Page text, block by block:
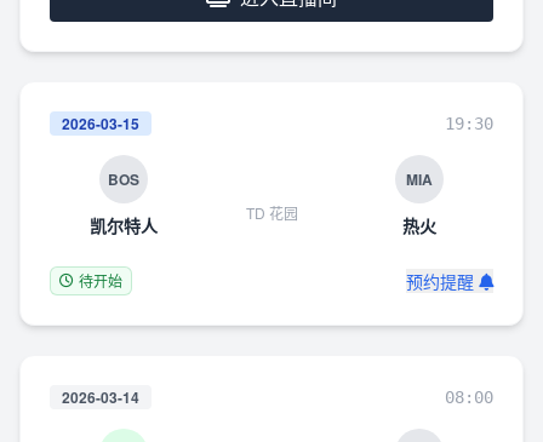
2026-03-15 19:30
BOS
凯尔特人
TD 花园
MIA
热火
待开始 预约提醒
2026-03-14 08:00